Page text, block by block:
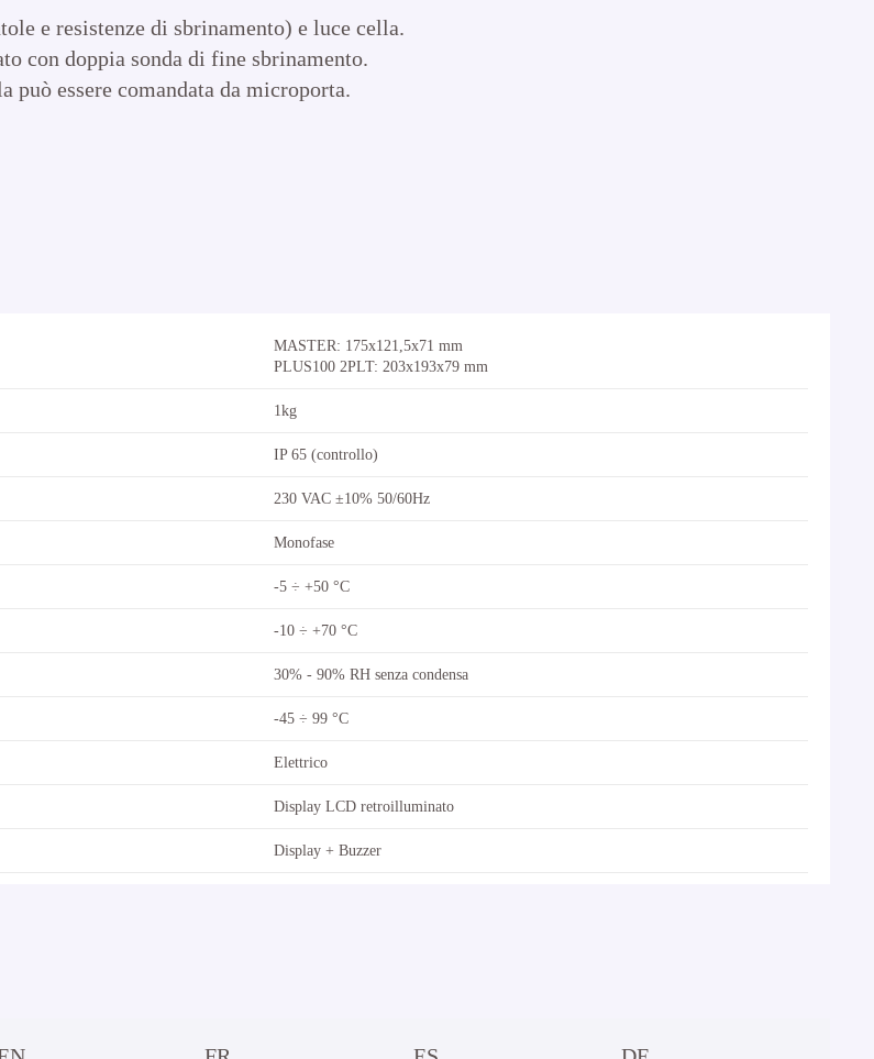
e resistenze di sbrinamento) e luce cella.
con doppia sonda di fine sbrinamento.
essere comandata da microporta.
MASTER: 175x121,5x71 mm
PLUS100 2PLT: 203x193x79 mm
1kg
IP 65 (controllo)
230 VAC ±10% 50/60Hz
Monofase
-5 ÷ +50 °C
-10 ÷ +70 °C
30% - 90% RH senza condensa
-45 ÷ 99 °C
Elettrico
Display LCD retroilluminato
Display + Buzzer